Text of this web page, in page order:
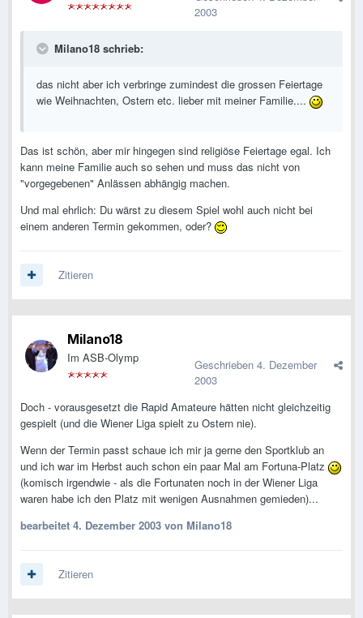
2003
Milano18 schrieb:
das nicht aber ich verbringe zumindest die grossen Feiertage
wie Weihnachten, Ostern etc. lieber mit meiner Familie....
Das ist schön, aber mir hingegen sind religiöse Feiertage egal. Ich
kann meine Familie auch so sehen und muss das nicht von
"vorgegebenen" Anlässen abhängig machen.
Und mal ehrlich: Du wärst zu diesem Spiel wohl auch nicht bei
einem anderen Termin gekommen, oder?
Zitieren
Milano18
Im ASB-Olymp Geschrieben 4. Dezember
2003
Doch - vorausgesetzt die Rapid Amateure hätten nicht gleichzeitig
gespielt (und die Wiener Liga spielt zu Ostern nie).
Wenn der Termin passt schaue ich mir ja gerne den Sportklub an
und ich war im Herbst auch schon ein paar Mal am Fortuna-Platz
(komisch irgendwie - als die Fortunaten noch in der Wiener Liga
waren habe ich den Platz mit wenigen Ausnahmen gemieden)...
bearbeitet 4. Dezember 2003 von Milano18
Zitieren